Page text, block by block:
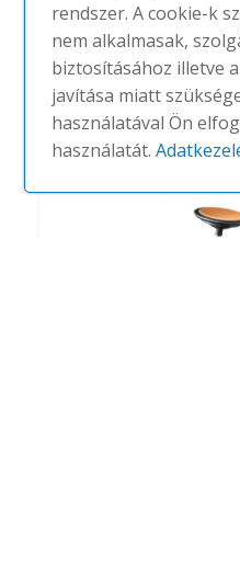
21_FS-line
WILKHAHN
rendszer. A cookie-k
nem alkalmasak,
biztosításához illetve
javítása miatt
használatával Ön
használatát.